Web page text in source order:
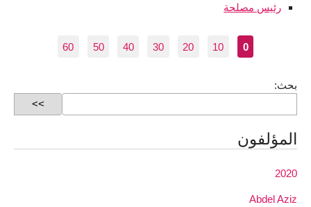
رئيس مصلحة
0
10
20
30
40
50
60
بحث:
المؤلفون
2020
Abdel Aziz